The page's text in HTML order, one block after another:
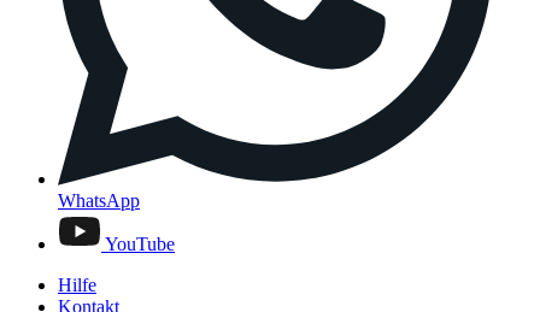
WhatsApp
YouTube
Hilfe
Kontakt